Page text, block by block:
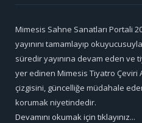
Mimesis Sahne Sanatları Portali
yayınını tamamlayıp
süredir yayınına devam eden ve
yer edinen Mimesis Tiyatro Çeviri
çizgisini, güncelliğe müdahale
korumak niyetindedir.
Devamını okumak için tıklayınız...